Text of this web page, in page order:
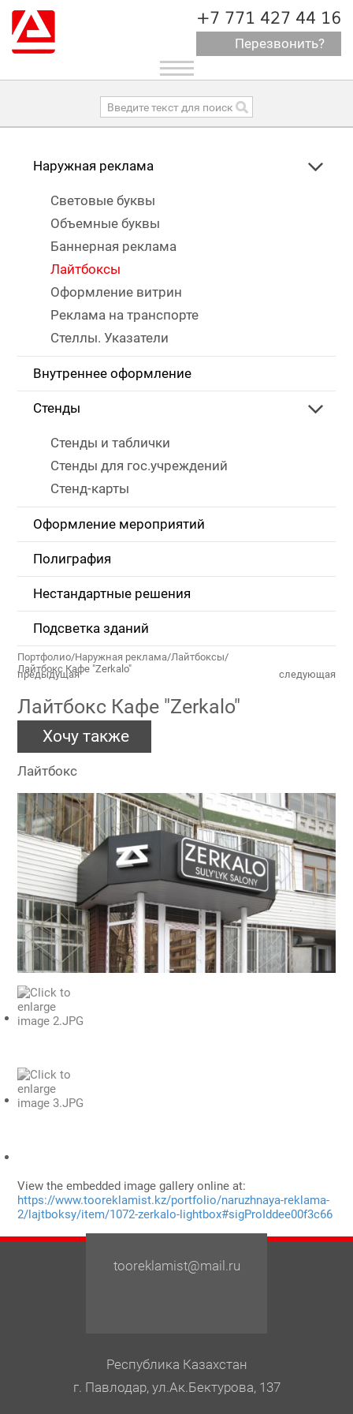
+7 771 427 44 16
Перезвонить?
Toggle
navigation
Наружная реклама
Световые буквы
Объемные буквы
Баннерная реклама
Лайтбоксы
Оформление витрин
Реклама на транспорте
Стеллы. Указатели
Внутреннее оформление
Стенды
Стенды и таблички
Стенды для гос.учреждений
Стенд-карты
Оформление мероприятий
Полиграфия
Нестандартные решения
Подсветка зданий
Портфолио/Наружная реклама/Лайтбоксы/
Лайтбокс Кафе "Zerkalo"
Лайтбокс Кафе "Zerkalo"
Хочу также
Лайтбокс
View the embedded image gallery online at:
https://www.tooreklamist.kz/portfolio/naruzhnaya-reklama-
2/lajtboksy/item/1072-zerkalo-lightbox#sigProIddee00f3c66
предыдущая следующая
tooreklamist@mail.ru
Республика Казахстан
г. Павлодар, ул.Ак.Бектурова, 137